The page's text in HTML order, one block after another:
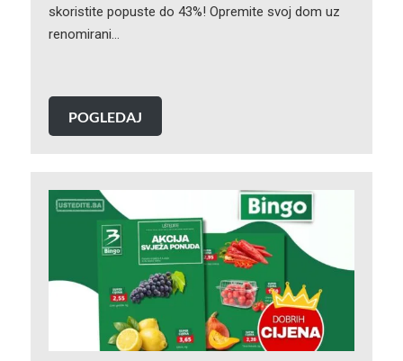
skoristite popuste do 43%! Opremite svoj dom uz
renomirani…
POGLEDAJ